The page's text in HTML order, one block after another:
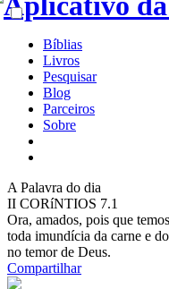
Bíblias
Livros
Pesquisar
Blog
Parceiros
Sobre
A Palavra do dia
II CORíNTIOS 7.1
Ora, amados, pois que
toda imundícia da carne e
no temor de Deus.
Compartilhar